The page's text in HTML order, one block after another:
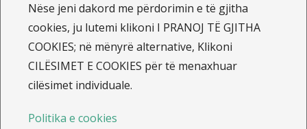
është i domosdoshëm?
Sigurimi shëndetësor ka përfitime të ndryshme. Ai ju
mbron ju dhe familjen tuaj nga humbjet financiare në
Edhe nëse jeni me shëndet të mirë, nuk e dini kurrë se
Nëse jeni dakord me përdorimin e të gjitha
cookies, ju lutemi klikoni I PRANOJ TË GJITHA
COOKIES; në mënyrë alternative, Klikoni
CILËSIMET E COOKIES për të menaxhuar
cilësimet individuale.
Politika e cookies